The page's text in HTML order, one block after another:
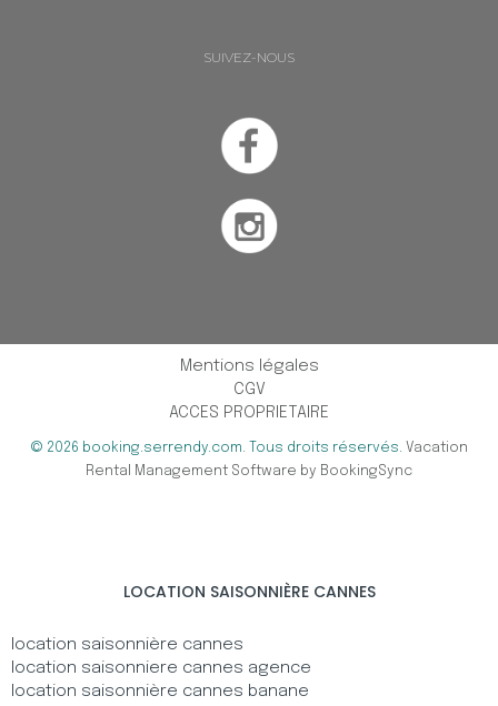
SUIVEZ-NOUS
Mentions légales
CGV
ACCES PROPRIETAIRE
© 2026 booking.serrendy.com. Tous droits réservés. Vacation
Rental Management Software by BookingSync
LOCATION SAISONNIÈRE CANNES
location saisonnière cannes
location saisonniere cannes agence
location saisonnière cannes banane